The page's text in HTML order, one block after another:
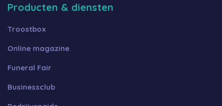
Producten & diensten
Troostbox
Online magazine
Funeral Fair
Businessclub